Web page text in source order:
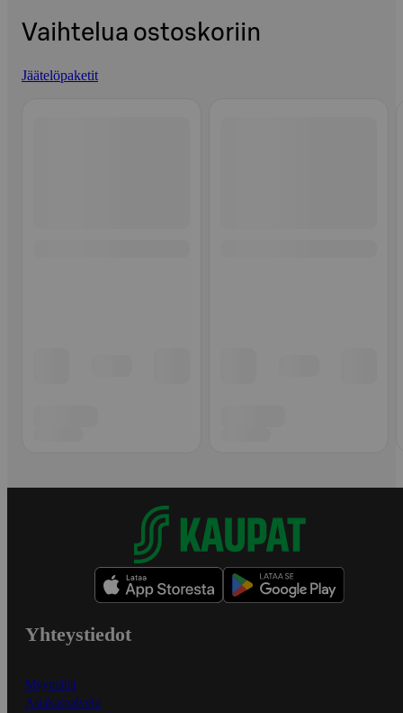
Vaihtelua ostoskoriin
Jäätelöpaketit
Yhteystiedot
Myymälät
Asiakaspalvelu